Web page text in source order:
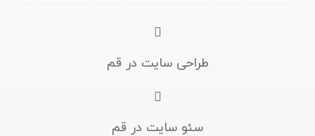
طراحی سایت در قم
سئو سایت در قم